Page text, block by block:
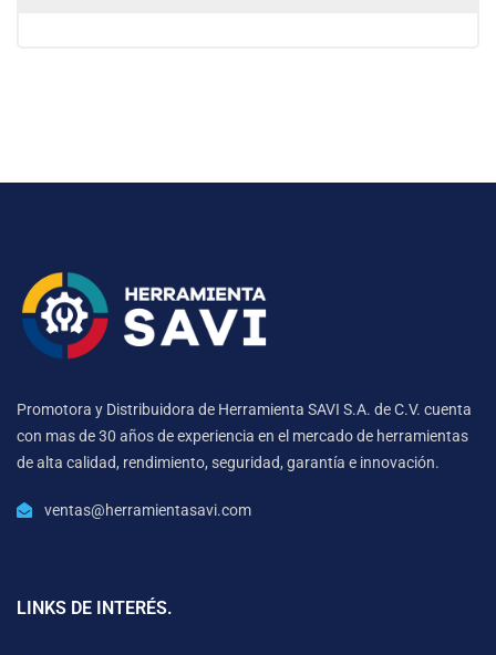
Promotora y Distribuidora de Herramienta SAVI S.A. de C.V. cuenta
con mas de 30 años de experiencia en el mercado de herramientas
de alta calidad, rendimiento, seguridad, garantía e innovación.
ventas@herramientasavi.com
LINKS DE INTERÉS.